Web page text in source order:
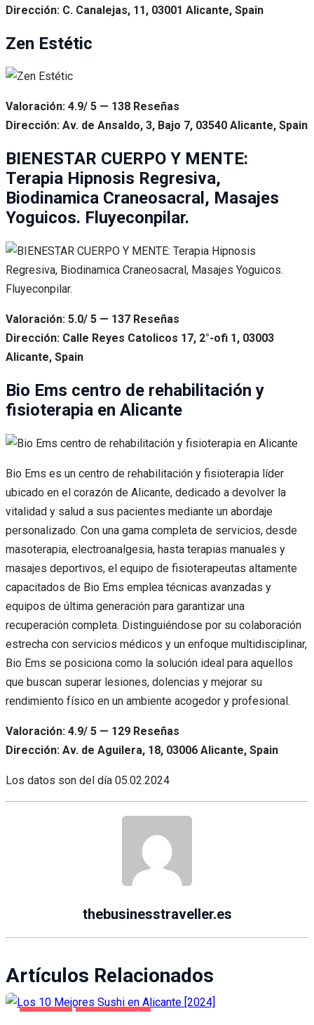
Dirección: C. Canalejas, 11, 03001 Alicante, Spain
Zen Estétic
Valoración: 4.9/ 5 — 138 Reseñas
Dirección: Av. de Ansaldo, 3, Bajo 7, 03540 Alicante, Spain
BIENESTAR CUERPO Y MENTE:
Terapia Hipnosis Regresiva,
Biodinamica Craneosacral, Masajes
Yoguicos. Fluyeconpilar.
Valoración: 5.0/ 5 — 137 Reseñas
Dirección: Calle Reyes Catolicos 17, 2°-ofi 1, 03003
Alicante, Spain
Bio Ems centro de rehabilitación y
fisioterapia en Alicante
Bio Ems es un centro de rehabilitación y fisioterapia líder
ubicado en el corazón de Alicante, dedicado a devolver la
vitalidad y salud a sus pacientes mediante un abordaje
personalizado. Con una gama completa de servicios, desde
masoterapia, electroanalgesia, hasta terapias manuales y
masajes deportivos, el equipo de fisioterapeutas altamente
capacitados de Bio Ems emplea técnicas avanzadas y
equipos de última generación para garantizar una
recuperación completa. Distinguiéndose por su colaboración
estrecha con servicios médicos y un enfoque multidisciplinar,
Bio Ems se posiciona como la solución ideal para aquellos
que buscan superar lesiones, dolencias y mejorar su
rendimiento físico en un ambiente acogedor y profesional.
Valoración: 4.9/ 5 — 129 Reseñas
Dirección: Av. de Aguilera, 18, 03006 Alicante, Spain
Los datos son del día 05.02.2024
thebusinesstraveller.es
Artículos Relacionados